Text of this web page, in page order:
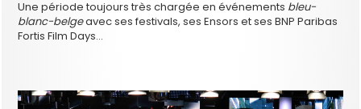
Une période toujours très chargée en événements bleu-
blanc-belgeavec ses festivals, ses Ensors et ses BNP Paribas
Fortis Film Days…